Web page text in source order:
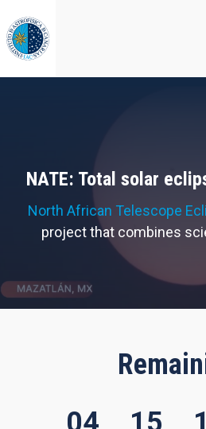
to
main
content
NATE: Total solar
North African Telescope
project that combines
33 seconds